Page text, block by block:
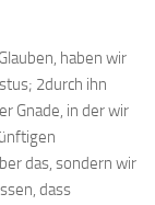
haben wir
2durch ihn
Gnade, in der wir
das, sondern wir
dass